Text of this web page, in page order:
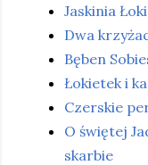
Jaskinia
Dwa
Bęben
Łokietek i
Czerskie
O świętej
skarbie